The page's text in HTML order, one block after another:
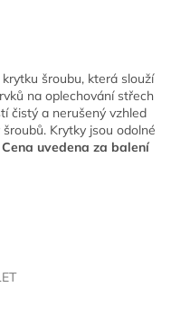
šroubu, která slouží
na oplechování střech
čistý a nerušený vzhled
Krytky jsou odolné
Cena uvedena za balení